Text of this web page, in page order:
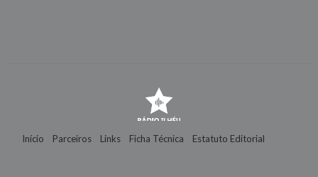
Início Parceiros Links Ficha Técnica Estatuto Editorial